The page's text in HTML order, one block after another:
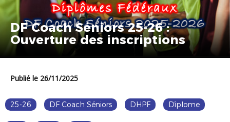
DF Coach Séniors 25-26 :
Ouverture des inscriptions
Publié le 26/11/2025
25-26 DF Coach Séniors DHPF Dîplome